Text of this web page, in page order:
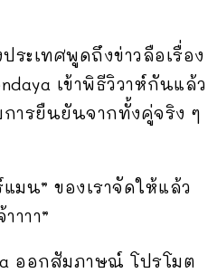
ะเทศพูดถึงข่าวลือเรื่อง
เข้าพิธีวิวาห์กันแล้ว
การยืนยันจากทั้งคู่จริง ๆ
มน” ของเราจัดให้แล้ว
าาา”
ออกสัมภาษณ์ โปรโมต